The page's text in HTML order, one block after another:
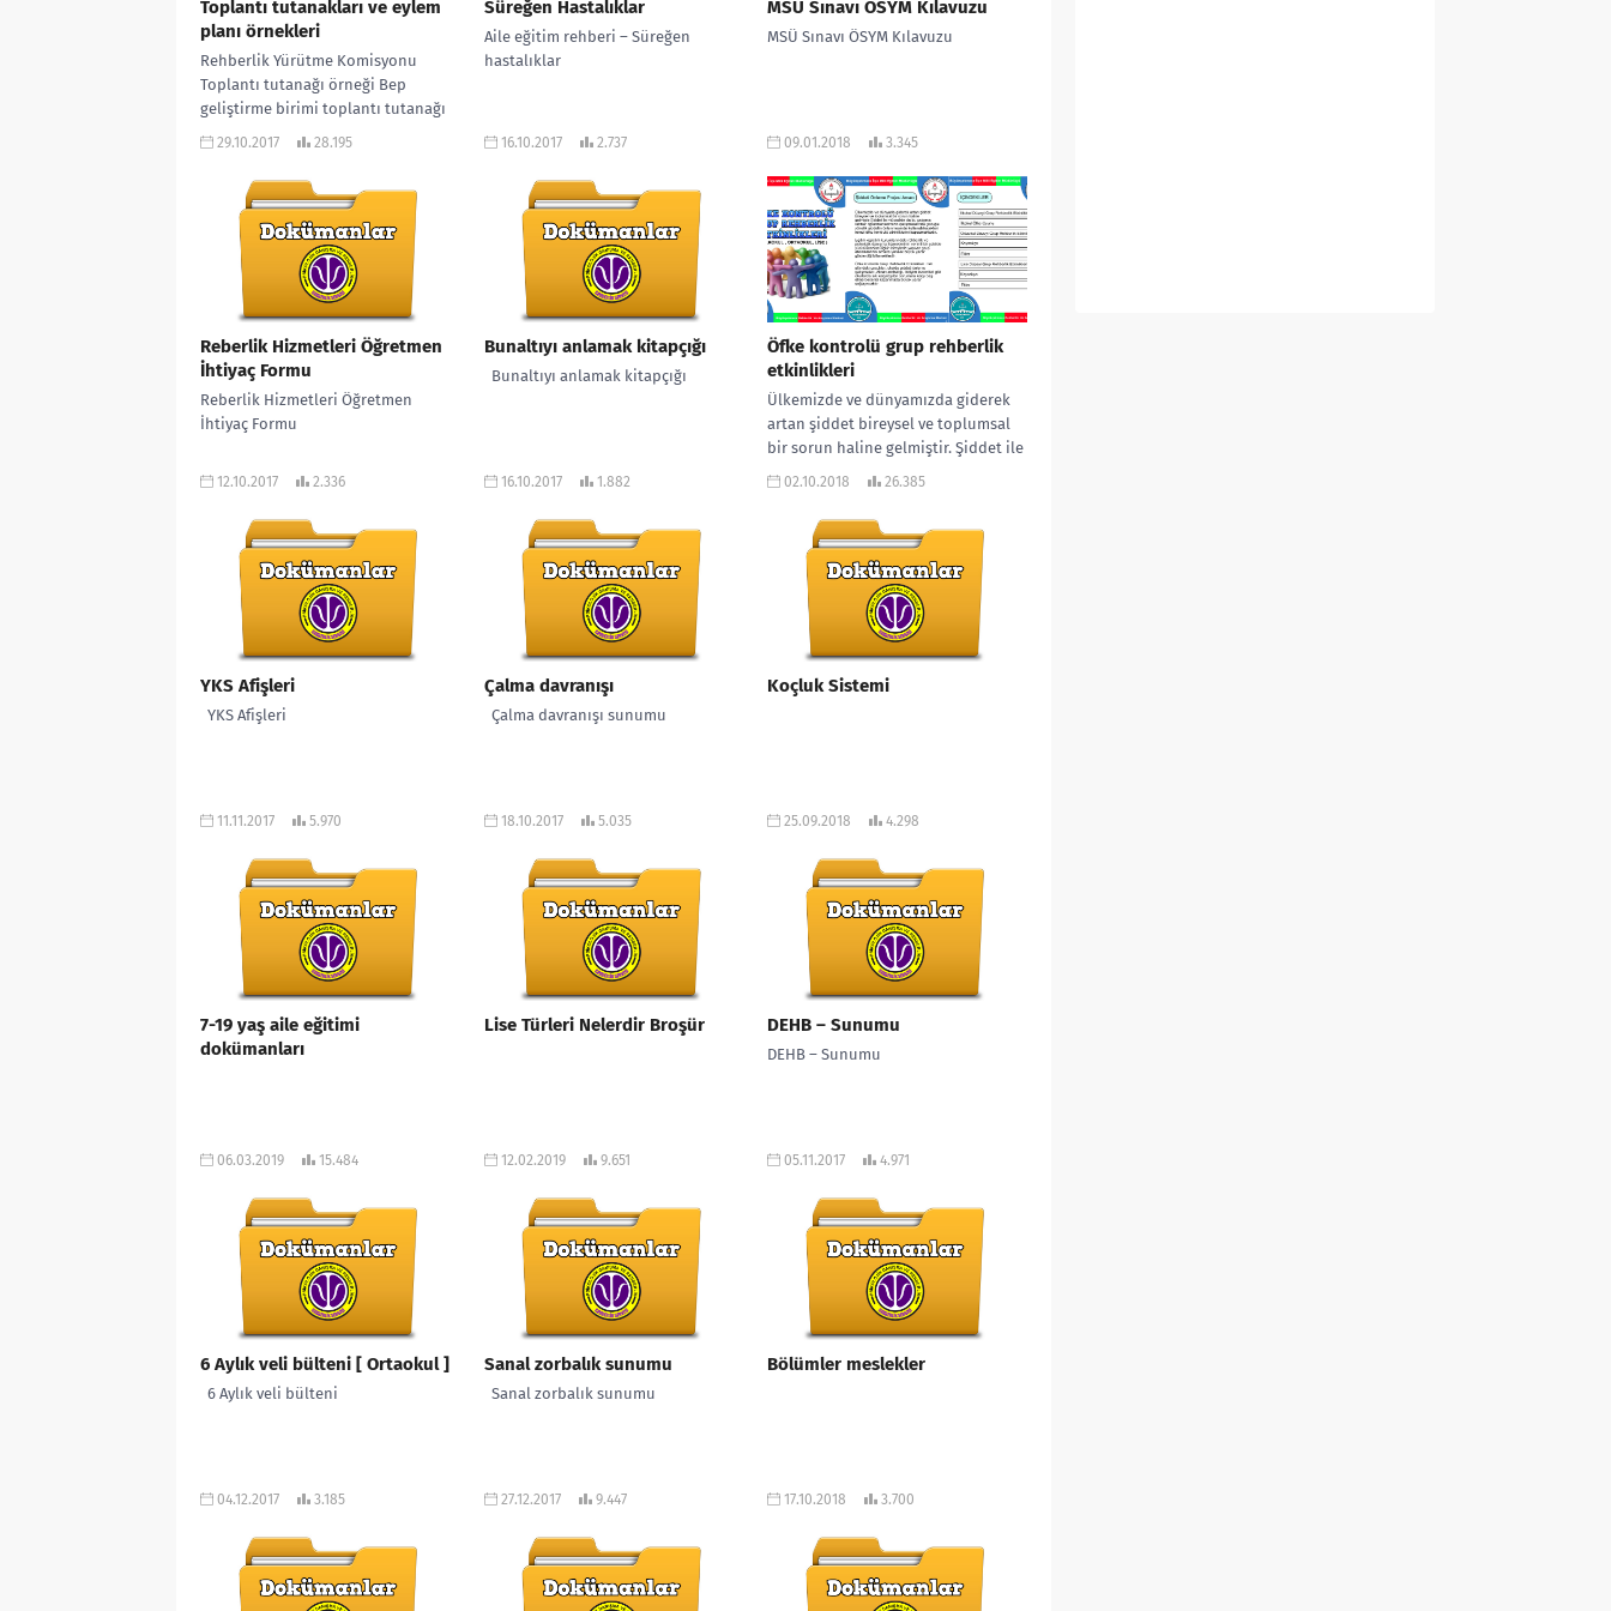
Toplantı tutanakları ve eylem
planı örnekleri
Rehberlik Yürütme Komisyonu
Toplantı tutanağı örneği Bep
geliştirme birimi toplantı tutanağı
örneği *Bep toplantısı için
29.10.2017 28.195
Süreğen Hastalıklar
Aile eğitim rehberi – Süreğen
hastalıklar
16.10.2017 2.737
MSÜ Sınavı ÖSYM Kılavuzu
MSÜ Sınavı ÖSYM Kılavuzu
09.01.2018 3.345
Reberlik Hizmetleri Öğretmen
İhtiyaç Formu
Reberlik Hizmetleri Öğretmen
İhtiyaç Formu
12.10.2017 2.336
Bunaltıyı anlamak kitapçığı
Bunaltıyı anlamak kitapçığı
16.10.2017 1.882
Öfke kontrolü grup rehberlik
etkinlikleri
Ülkemizde ve dünyamızda giderek
artan şiddet bireysel ve toplumsal
bir sorun haline gelmiştir. Şiddet ile
mücadele de bu çalışma Psikolojik...
02.10.2018 26.385
YKS Afişleri
YKS Afişleri
11.11.2017 5.970
Çalma davranışı
Çalma davranışı sunumu
18.10.2017 5.035
Koçluk Sistemi
25.09.2018 4.298
7-19 yaş aile eğitimi
dokümanları
06.03.2019 15.484
Lise Türleri Nelerdir Broşür
12.02.2019 9.651
DEHB – Sunumu
DEHB – Sunumu
05.11.2017 4.971
6 Aylık veli bülteni [ Ortaokul ]
6 Aylık veli bülteni
04.12.2017 3.185
Sanal zorbalık sunumu
Sanal zorbalık sunumu
27.12.2017 9.447
Bölümler meslekler
17.10.2018 3.700